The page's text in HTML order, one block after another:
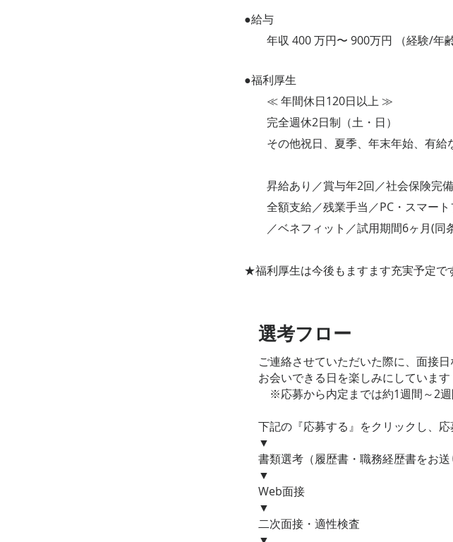
●給与
年収 400 万円〜 900万円 （経験/年齢
●福利厚生
≪ 年間休日120日以上 ≫
完全週休2日制（土・日）
その他祝日、夏季、年末年始、有給
昇給あり／賞与年2回／社会保険完
全額支給／残業手当／PC・スマート
／ベネフィット／試用期間6ヶ月(同
★福利厚生は今後もますます充実予定で
​選考フロー
ご連絡させていただいた際に、面接
お会いできる日を楽しみにしています
※応募から内定までは約1週間～2週
下記の『応募する』をクリックし、
▼
書類選考（履歴書・職務経歴書をお送
▼
Web面接
▼
二次面接・適性検査